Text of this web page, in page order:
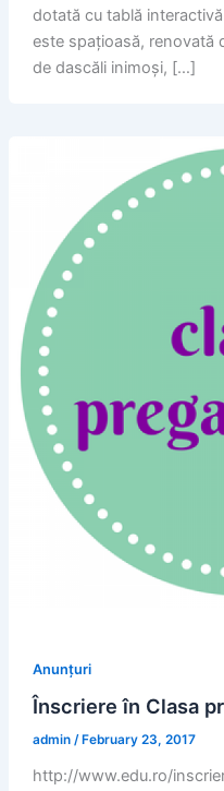
dotată cu tablă
este spațioasă, renovată
de dascăli inimoși, […]
Anunțuri
Înscriere în Clasa
admin / February 23, 2017
http://www.edu.ro/